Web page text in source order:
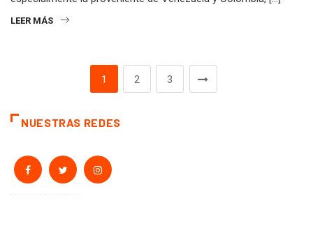
LEER MÁS
1 2 3
NUESTRAS REDES